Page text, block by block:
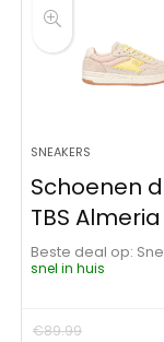
SNEAKERS
Schoenen
TBS Almeria
Beste deal op:
snel in huis
€89.99